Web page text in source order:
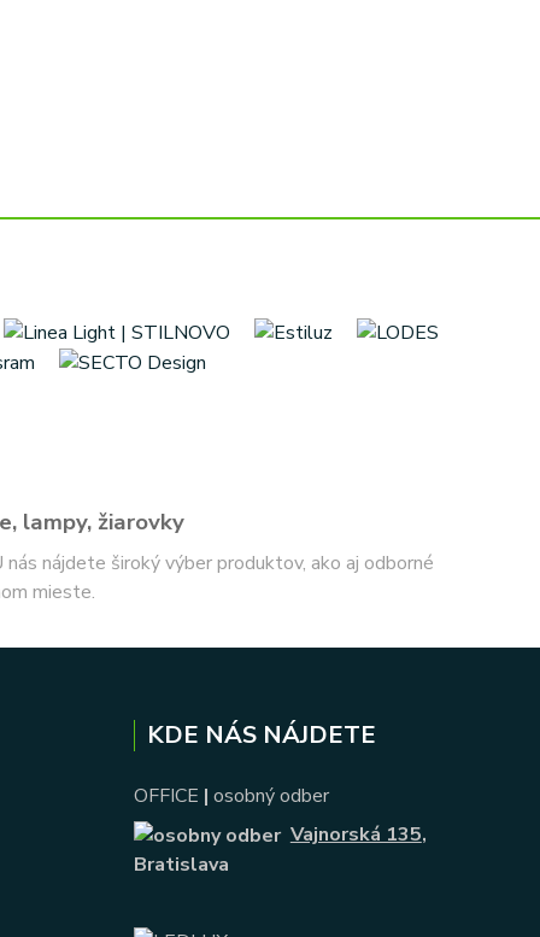
lampy, žiarovky
nájdete široký výber produktov, ako aj odborné
mieste.
KDE NÁS NÁJDETE
OFFICE | osobný odber
Vajnorská 135,
Bratislava